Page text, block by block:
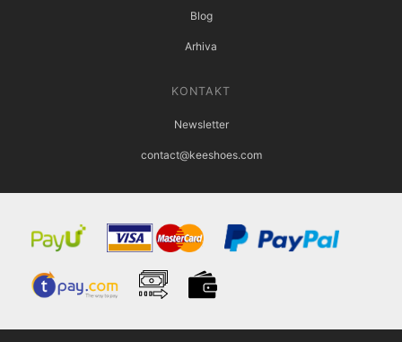
Blog
Arhiva
KONTAKT
Newsletter
contact@keeshoes.com